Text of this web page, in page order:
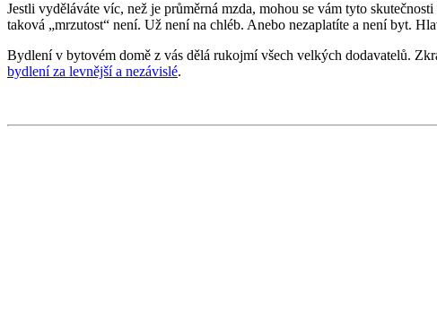
Jestli vyděláváte víc, než je průměrná mzda, mohou se vám tyto
taková „mrzutost“ není. Už není na chléb. Anebo nezaplatíte a není byt.
Bydlení v bytovém domě z vás dělá rukojmí všech velkých dodavatelů.
bydlení za levnější a nezávislé.